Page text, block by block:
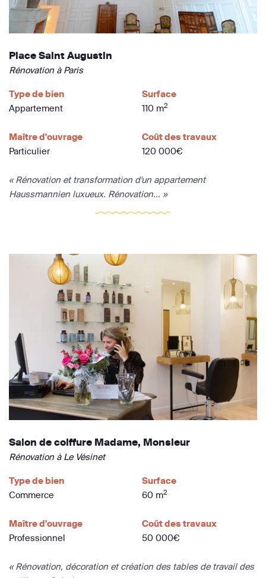
Place Saint Augustin
Rénovation à Paris
Type de bien
Appartement
Surface
110 m2
Maître d'ouvrage
Particulier
Coût des travaux
120 000€
« Rénovation et transformation d'un appartement
Haussmannien luxueux. Rénovation... »
Salon de coiffure Madame, Monsieur
Rénovation à Le Vésinet
Type de bien
Commerce
Surface
60 m2
Maître d'ouvrage
Professionnel
Coût des travaux
50 000€
« Rénovation, décoration et création des tables de travail des